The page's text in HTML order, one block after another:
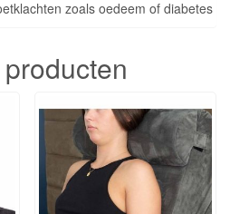
zoals oedeem of diabetes